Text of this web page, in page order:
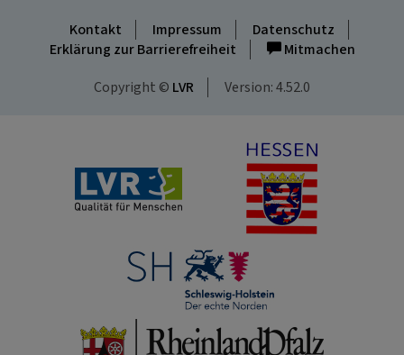
Kontakt Impressum
Datenschutz
Erklärung zur Barrierefreiheit
Mitmachen
Copyright © LVR Version: 4.52.0